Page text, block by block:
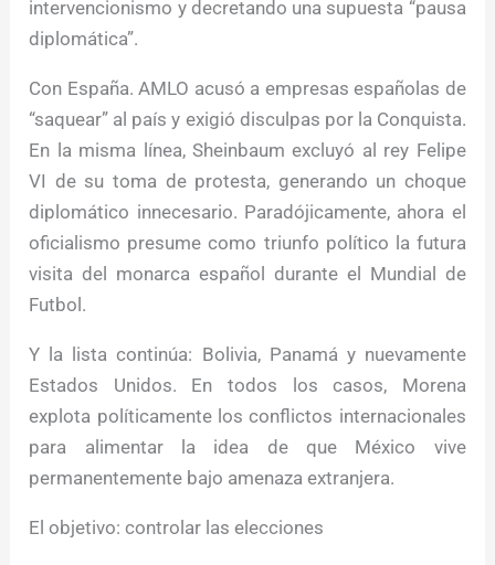
intervencionismo y decretando una supuesta “pausa
diplomática”.
Con España. AMLO acusó a empresas españolas de
“saquear” al país y exigió disculpas por la Conquista.
En la misma línea, Sheinbaum excluyó al rey Felipe
VI de su toma de protesta, generando un choque
diplomático innecesario. Paradójicamente, ahora el
oficialismo presume como triunfo político la futura
visita del monarca español durante el Mundial de
Futbol.
Y la lista continúa: Bolivia, Panamá y nuevamente
Estados Unidos. En todos los casos, Morena
explota políticamente los conflictos internacionales
para alimentar la idea de que México vive
permanentemente bajo amenaza extranjera.
El objetivo: controlar las elecciones